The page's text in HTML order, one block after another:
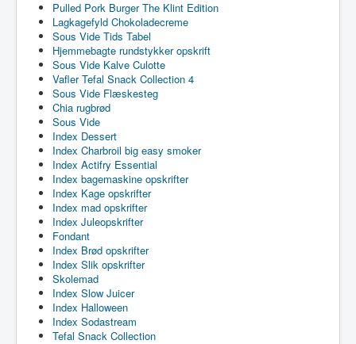
Pulled Pork Burger The Klint Edition
Lagkagefyld Chokoladecreme
Sous Vide Tids Tabel
Hjemmebagte rundstykker opskrift
Sous Vide Kalve Culotte
Vafler Tefal Snack Collection 4
Sous Vide Flæskesteg
Chia rugbrød
Sous Vide
Index Dessert
Index Charbroil big easy smoker
Index Actifry Essential
Index bagemaskine opskrifter
Index Kage opskrifter
Index mad opskrifter
Index Juleopskrifter
Fondant
Index Brød opskrifter
Index Slik opskrifter
Skolemad
Index Slow Juicer
Index Halloween
Index Sodastream
Tefal Snack Collection